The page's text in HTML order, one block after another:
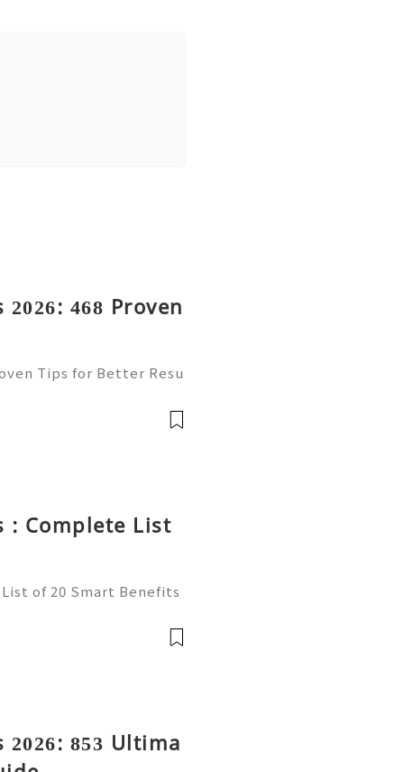
468 Proven
Tips for Better Resu
freelancing, online
: Complete List
of 20 Smart Benefits
businesses, and onl
853 Ultima